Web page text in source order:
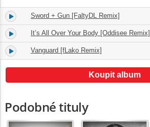
3. Sword + Gun [FaltyDL Remix]
4. It’s All Over Your Body [Oddisee Remix]
5. Vanguard [fLako Remix]
Koupit album
Podobné tituly